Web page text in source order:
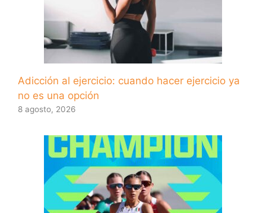
Adicción al ejercicio: cuando hacer ejercicio ya
no es una opción
8 agosto, 2026